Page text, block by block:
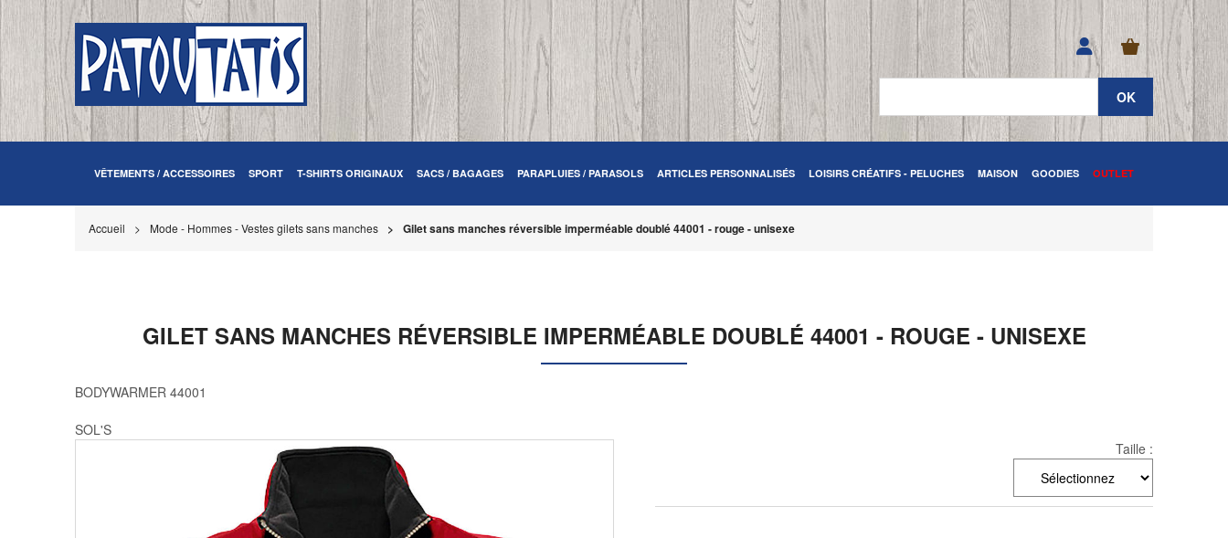
VÊTEMENTS / ACCESSOIRES SPORT T-SHIRTS ORIGINAUX SACS / BAGAGES PARAPLUIES / PARASOLS ARTICLES PERSONNALISÉS LOISIRS CRÉATIFS - PELUCHES MAISON GOODIES OUTLET
Accueil Mode - Hommes - Vestes gilets sans manches Gilet sans manches réversible imperméable doublé 44001 - rouge - unisexe
GILET SANS MANCHES RÉVERSIBLE IMPERMÉABLE DOUBLÉ 44001 - ROUGE - UNISEXE
BODYWARMER 44001
SOL'S
Taille :